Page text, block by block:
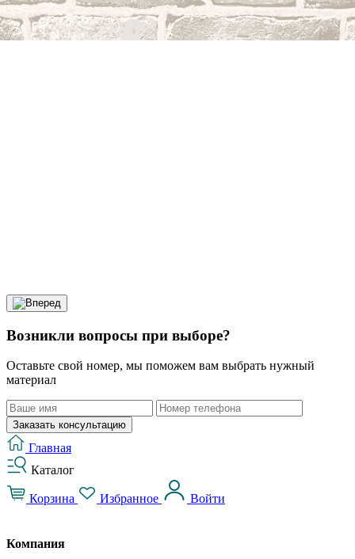
Возникли вопросы при выборе?
Оставьте свой номер, мы поможем вам выбрать нужный
материал
Заказать консультацию
Главная
Каталог
Корзина Избранное Войти
Компания